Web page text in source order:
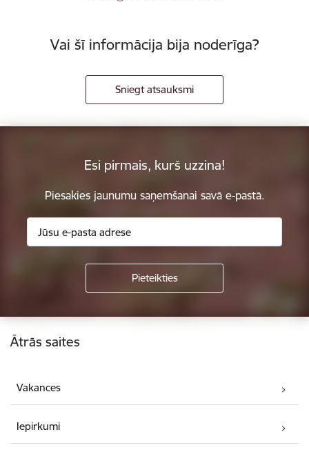
Vai šī informācija bija noderīga?
Sniegt atsauksmi
Esi pirmais, kurš uzzina!
Piesakies jaunumu saņemšanai savā e-pastā.
Kājene
Ātrās saites
Vakances
Iepirkumi